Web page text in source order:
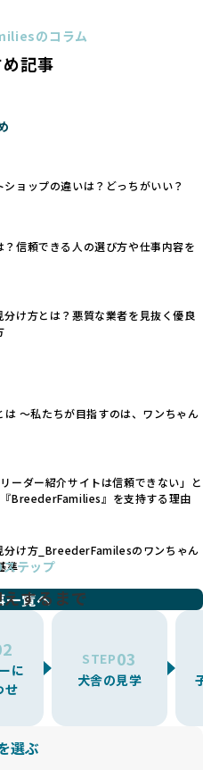
ていることが問題です。こ
の福祉やブリーダーの責任
の判断が難しい現状があり
可されるサイトが多く、実
が見えにくい点も課題で
ダーが記載する情報が主で
状況がわからないため、営
まれるリスクが高まりま
んを大切にする「優良ブリ
法令を超えた独自の基準を
境の厳格なチェックを行っ
では、母犬の出産負担を考
心身ともに疲弊するケース
ットのために食事を減らし
適切な健康管理が行われな
が犠牲にされることも少な
いミックス犬の繁殖や、愛情
題です。これらのブリーディ
無視し、利益のみを追求す
消費者にとっても深刻な課
ワンちゃんに優しくないブ
てのワンちゃんを家族のよ
る「優良ブリーダー」のみ
ウェルフェアを最優先に考
準を設定しています。これに
項目を必須条件とし、これら
耳を切る）が行われている
ゃんの身体的な負担が大き
とで他の犬や人間との意思
が禁止されている一方で、
あります。
し、ワンちゃんの自然な姿
いません。
見た目が良く売れやすい」
とがあり、中には麻酔なし
す。
こちら
て方のポイントを理解し、
識と豊富な経験が欠かせま
あり、それぞれに特有の健康
ブルを抱えやすく、ラブラ
成不全への注意が必要で
熟知し、適切なケアを提供
専門性に大きく関わりま
（一般的に3種以内）に絞って
しています。これにより、
て質の高いケアを提供する
や需要に応じて扱う犬種を
なる健康問題や適切な育成
ります。こうしたブリーダ
クが高まります。
こちら
クが伴います。異なる犬種
健康問題が発生する可能性
場合があります。また、ミ
のコラム
記事
ョップの違いは？どっちがいい？
？信頼できる人の選び方や仕事内容を
け方とは？悪質な業者を見抜く優良
〜私たちが目指すのは、ワンちゃん
ーダー紹介サイトは信頼できない」と
BreederFamilies』を支持する理由
分け方_BreederFamilesのワンちゃん
準
一覧へ
テップ
するまで
に
せ
STEP03
犬舎の見学
選ぶ